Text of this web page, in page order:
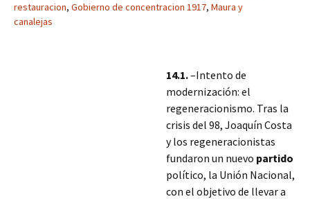
restauracion, Gobierno de concentracion 1917, Maura y
canalejas
14.1.–Intento de
modernización: el
regeneracionismo. Tras la
crisis del 98, Joaquín Costa
y los regeneracionistas
fundaron un nuevo partido
político, la Unión Nacional,
con el objetivo de llevar a